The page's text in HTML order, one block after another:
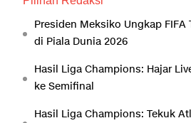
Presiden Meksiko Ungkap FIFA
di Piala Dunia 2026
Hasil Liga Champions: Hajar
ke Semifinal
Hasil Liga Champions: Tekuk